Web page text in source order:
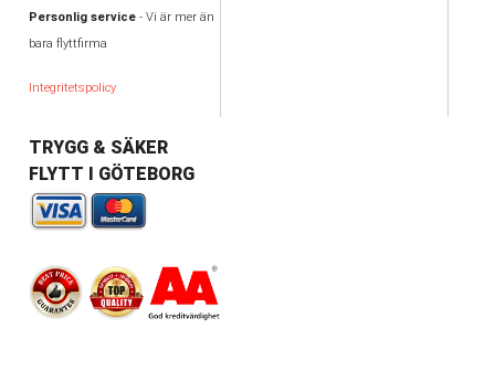
Personlig service- Vi är mer än
bara flyttfirma
Integritetspolicy
TRYGG & SÄKER
FLYTT I GÖTEBORG